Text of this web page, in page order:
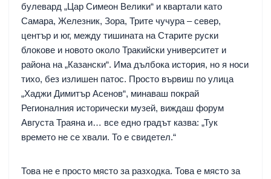
булевард „Цар Симеон Велики“ и квартали като
Самара, Железник, Зора, Трите чучура – север,
център и юг, между тишината на Старите руски
блокове и новото около Тракийски университет и
района на „Казански“. Има дълбока история, но я носи
тихо, без излишен патос. Просто вървиш по улица
„Хаджи Димитър Асенов“, минаваш покрай
Регионалния исторически музей, виждаш форум
Августа Траяна и… все едно градът казва: „Тук
времето не се хвали. То е свидетел.“
Това не е просто място за разходка. Това е място за